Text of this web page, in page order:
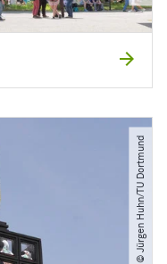
© Jürgen Huhn​/​TU Dortmund